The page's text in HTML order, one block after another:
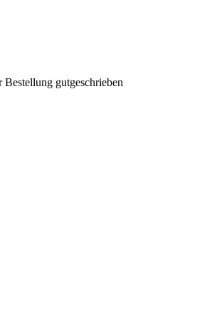
gutgeschrieben